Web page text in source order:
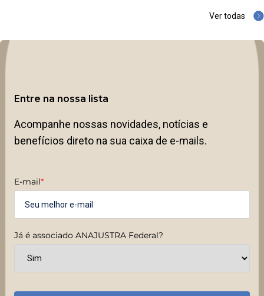
Ver todas
Entre na nossa lista
Acompanhe nossas novidades, notícias e
benefícios direto na sua caixa de e-mails.
E-mail*
Já é associado ANAJUSTRA Federal?